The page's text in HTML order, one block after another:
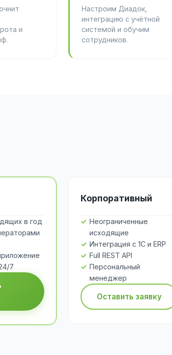
и
Настроим Диадок,
интеграцию с учётной
системой и обучим
сотрудников.
в год
7
Корпоративный
Неограниченные
исходящие
Интеграция с 1С и ERP
Full REST API
Персональный
менеджер
Оставить заявку